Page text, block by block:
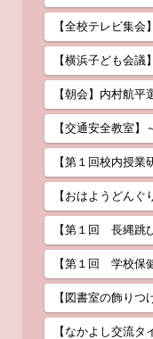
【全校テレビ集会
【横浜子ども会議
【朝会】内村航平
【交通安全教室】
【第１回校内授業
【おはようどんぐ
【第１回 長縄跳
【第１回 学校保
【図書室の飾りつ
【なかよし交流タ